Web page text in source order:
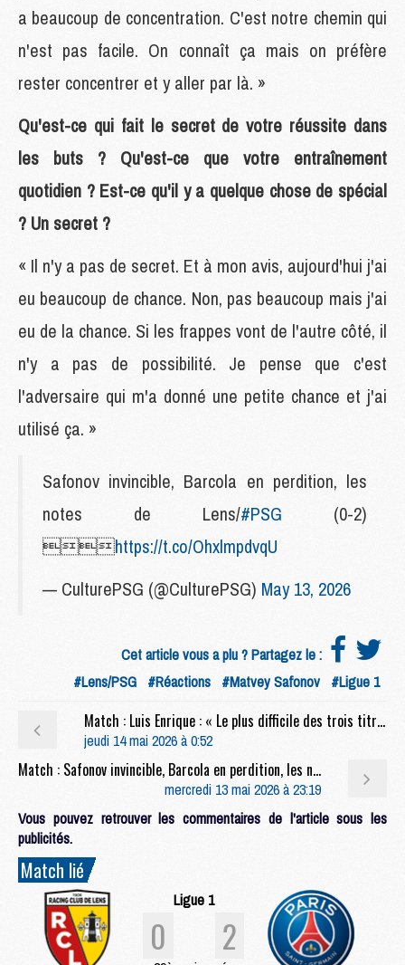
a beaucoup de concentration. C'est notre chemin qui
n'est pas facile. On connaît ça mais on préfère
rester concentrer et y aller par là. »
Qu'est-ce qui fait le secret de votre réussite dans
les buts ? Qu'est-ce que votre entraînement
quotidien ? Est-ce qu'il y a quelque chose de spécial
? Un secret ?
« Il n'y a pas de secret. Et à mon avis, aujourd'hui j'ai
eu beaucoup de chance. Non, pas beaucoup mais j'ai
eu de la chance. Si les frappes vont de l'autre côté, il
n'y a pas de possibilité. Je pense que c'est
l'adversaire qui m'a donné une petite chance et j'ai
utilisé ça. »
Safonov invincible, Barcola en perdition, les
notes de Lens/#PSG (0-2)
https://t.co/OhxlmpdvqU
— CulturePSG (@CulturePSG) May 13, 2026
Cet article vous a plu ? Partagez le :
#Lens/PSG #Réactions #Matvey Safonov #Ligue 1
Match : Luis Enrique : « Le plus difficile des trois titres »
jeudi 14 mai 2026 à 0:52
Match : Safonov invincible, Barcola en perdition, les notes de Lens/PSG (0-2)
mercredi 13 mai 2026 à 23:19
Vous pouvez retrouver les commentaires de l'article sous les
publicités.
Match lié
Ligue 1
0 2